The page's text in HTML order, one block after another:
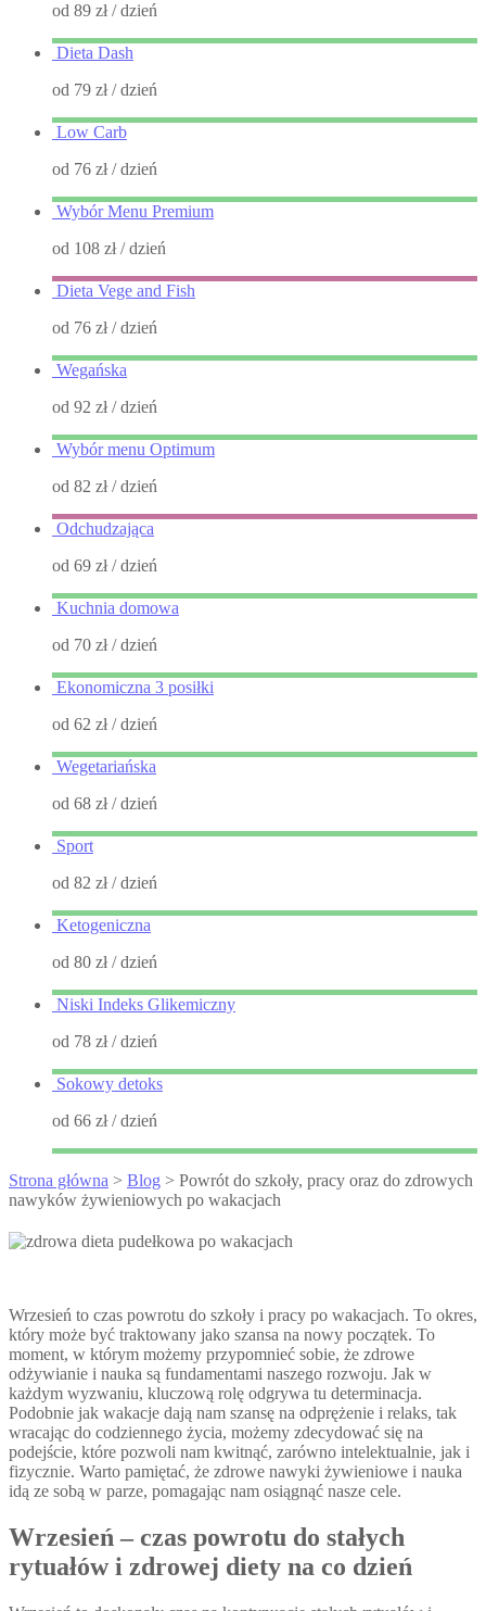
od 89 zł/ dzień
Dieta Dash
od 79 zł/ dzień
Low Carb
od 76 zł/ dzień
Wybór Menu Premium
od 108 zł/ dzień
Dieta Vege and Fish
od 76 zł/ dzień
Wegańska
od 92 zł/ dzień
Wybór menu Optimum
od 82 zł/ dzień
Odchudzająca
od 69 zł/ dzień
Kuchnia domowa
od 70 zł/ dzień
Ekonomiczna 3 posiłki
od 62 zł/ dzień
Wegetariańska
od 68 zł/ dzień
Sport
od 82 zł/ dzień
Ketogeniczna
od 80 zł/ dzień
Niski Indeks Glikemiczny
od 78 zł/ dzień
Sokowy detoks
od 66 zł/ dzień
Strona główna > Blog > Powrót do szkoły, pracy oraz do zdrowych
nawyków żywieniowych po wakacjach
Wrzesień to czas powrotu do szkoły i pracy po wakacjach. To okres,
który może być traktowany jako szansa na nowy początek. To
moment, w którym możemy przypomnieć sobie, że zdrowe
odżywianie i nauka są fundamentami naszego rozwoju. Jak w
każdym wyzwaniu, kluczową rolę odgrywa tu determinacja.
Podobnie jak wakacje dają nam szansę na odprężenie i relaks, tak
wracając do codziennego życia, możemy zdecydować się na
podejście, które pozwoli nam kwitnąć, zarówno intelektualnie, jak i
fizycznie. Warto pamiętać, że zdrowe nawyki żywieniowe i nauka
idą ze sobą w parze, pomagając nam osiągnąć nasze cele.
Wrzesień – czas powrotu do stałych
rytuałów i zdrowej diety na co dzień